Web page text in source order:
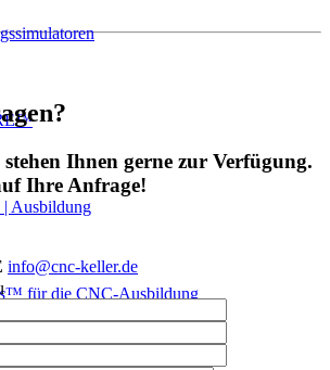
Ausbildung
™ für die CNC-Ausbildung
Ihnen gerne zur Verfügung.
Ihre Anfrage!
info@cnc-keller.de